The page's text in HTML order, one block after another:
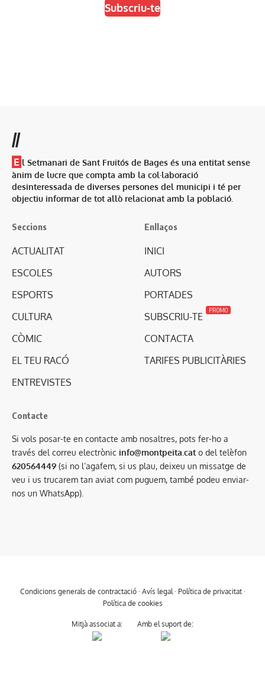
Subscriu-te
//
E l Setmanari de Sant Fruitós de Bages és una entitat sense
ànim de lucre que compta amb la col·laboració
desinteressada de diverses persones del municipi i té per
objectiu informar de tot allò relacionat amb la població.
Seccions
ACTUALITAT
ESCOLES
ESPORTS
CULTURA
CÒMIC
EL TEU RACÓ
ENTREVISTES
Enllaços
INICI
AUTORS
PORTADES
SUBSCRIU-TE
PROMO
CONTACTA
TARIFES PUBLICITÀRIES
Contacte
Si vols posar-te en contacte amb nosaltres, pots fer-ho a
través del correu electrònic info@montpeita.cat o del telèfon
620564449 (si no l’agafem, si us plau, deixeu un missatge de
veu i us trucarem tan aviat com puguem, també podeu enviar-
nos un WhatsApp).
Condicions generals de contractació· Avís legal · Política de privacitat·
Política de cookies
Mitjà associat a: Amb el suport de: